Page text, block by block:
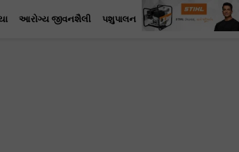
આરોગ્ય જીવનશૈલી પશુપાલન